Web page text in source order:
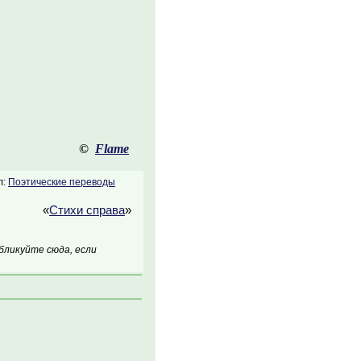
© Flame
Поэтические переводы
«Стихи справа»
сюда, если